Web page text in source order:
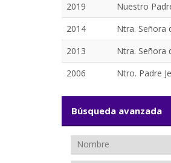
2019 Nuestro
2014
Ntra. Señora
2013
Ntra. Señora
2006
Ntro. Padre
Búsqueda avanzada